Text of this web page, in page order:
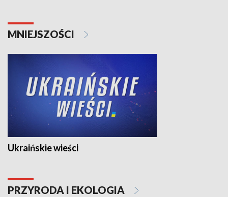
MNIEJSZOŚCI
Ukraińskie wieści
PRZYRODA I EKOLOGIA